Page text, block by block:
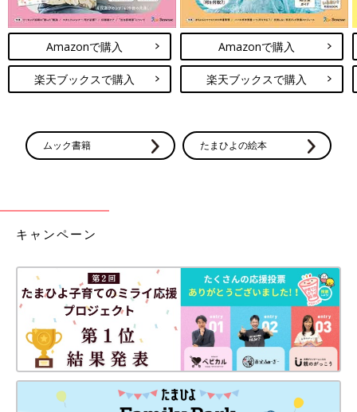
時間いくらで、どこであずかってもらえるか。お住まいの地域で
提供されている民間から自治体までの育児サポートサービスを、
パパから提案してママといっしょに調べてみてください。ママの
休息時間の確保、お互いに「一人の大人として」心身ともに余裕
のある状態を意識的につくることができれば、思いやりが土台に
あるコミュニケーションとなり絆が育まれます。
――相互理解を深めることで夫婦関係はどう変わりますか？
ります。そのためにママは遠慮を捨てて、パートナーや周囲を思
事・育児のスキル格差がない状態になれるように意識しましょ
う。
Amazonで購入
楽天ブックスで購入
Amazonで購入
楽天ブックスで購入
ムック書籍 たまひよの絵本
キャンペーン